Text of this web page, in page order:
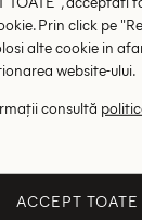
lei
lei
Prin click pe
alte cookie in
website-ului.
consultă
ACCEPT TOATE